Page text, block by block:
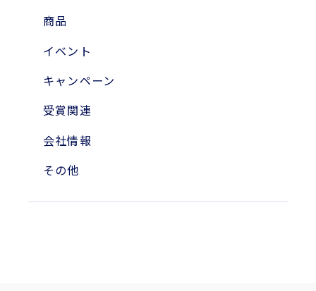
2023年
2010年
2004年
商品
イベント
キャンペーン
受賞関連
会社情報
その他